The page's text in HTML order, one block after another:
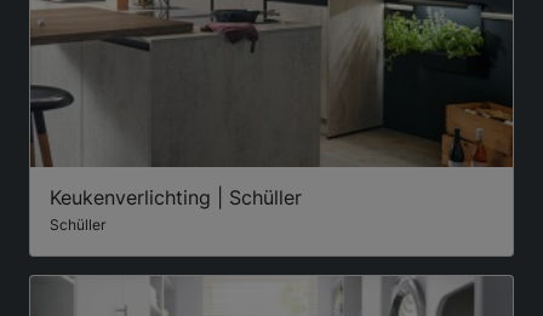
Keukenverlichting | Schüller
Schüller